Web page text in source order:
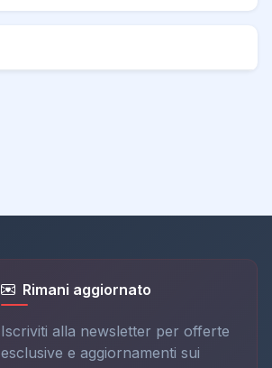
Rimani aggiornato
Iscriviti alla newsletter per offerte
esclusive e aggiornamenti sui